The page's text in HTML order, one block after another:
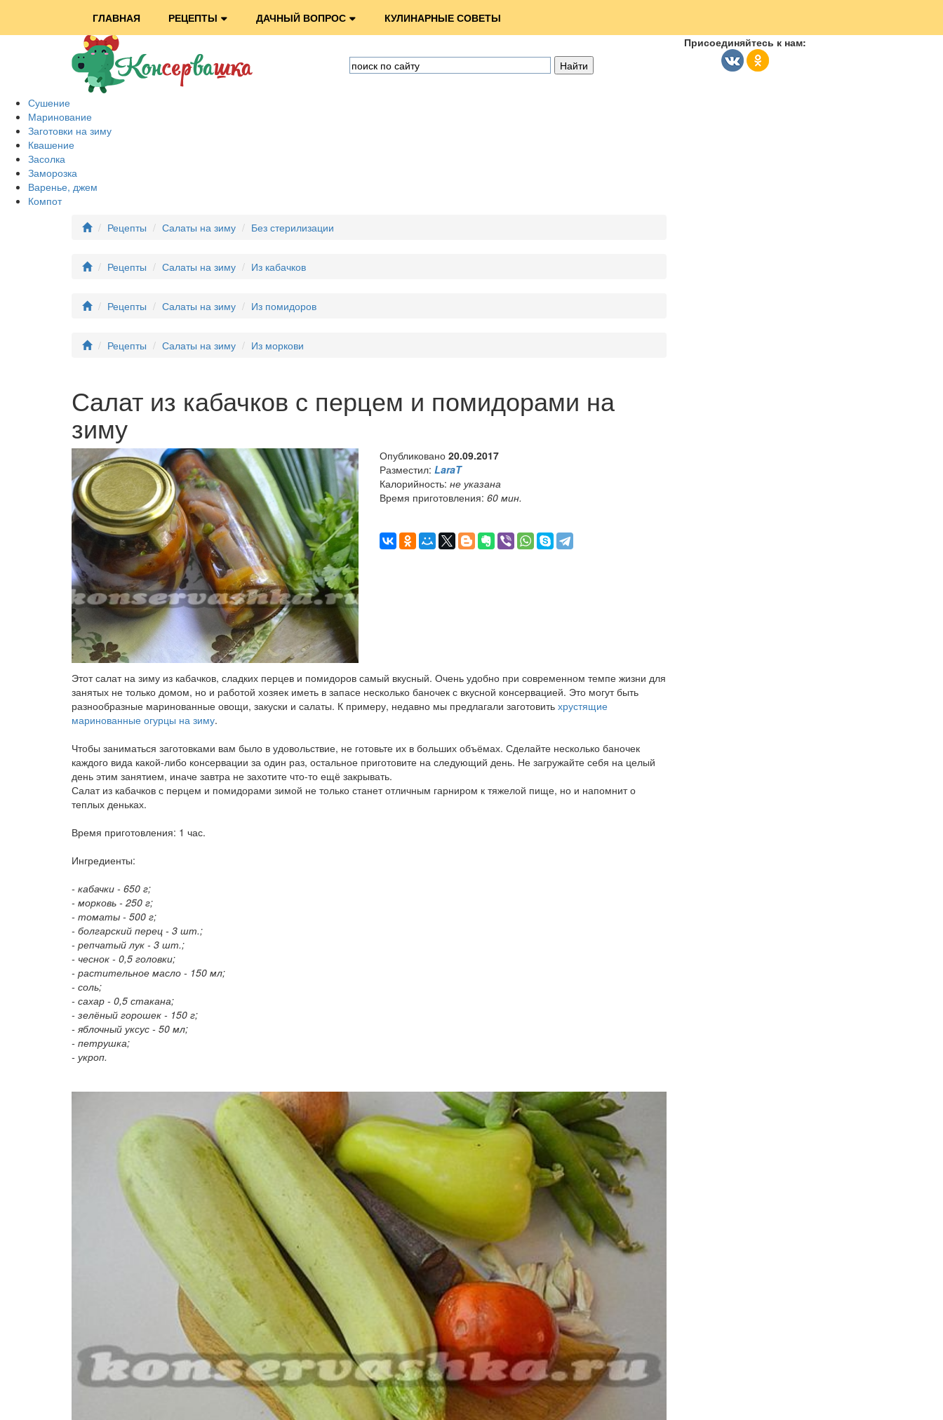
ГЛАВНАЯ РЕЦЕПТЫ ДАЧНЫЙ ВОПРОС
КУЛИНАРНЫЕ СОВЕТЫ
Присоединяйтесь к нам:
Сушение
Маринование
Заготовки на зиму
Квашение
Засолка
Заморозка
Варенье, джем
Компот
Рецепты
Салаты на зиму Без стерилизации
Рецепты Салаты на зиму Из кабачков
Рецепты Салаты на зиму Из помидоров
Рецепты Салаты на зиму Из моркови
Салат из кабачков с перцем и помидорами на
зиму
Опубликовано 20.09.2017
Разместил: LaraT
Калорийность: не указана
Время приготовления: 60 мин.
Этот салат на зиму из кабачков, сладких перцев и помидоров самый вкусный. Очень удобно при современном темпе жизни для
занятых не только домом, но и работой хозяек иметь в запасе несколько баночек с вкусной консервацией. Это могут быть
разнообразные маринованные овощи, закуски и салаты. К примеру, недавно мы предлагали заготовить хрустящие
маринованные огурцы на зиму.
Чтобы заниматься заготовками вам было в удовольствие, не готовьте их в больших объёмах. Сделайте несколько баночек
каждого вида какой-либо консервации за один раз, остальное приготовите на следующий день. Не загружайте себя на целый
день этим занятием, иначе завтра не захотите что-то ещё закрывать.
Салат из кабачков с перцем и помидорами зимой не только станет отличным гарниром к тяжелой пище, но и напомнит о
теплых деньках.
Время приготовления: 1 час.
Ингредиенты:
- кабачки - 650 г;
- морковь - 250 г;
- томаты - 500 г;
- болгарский перец - 3 шт.;
- репчатый лук - 3 шт.;
- чеснок - 0,5 головки;
- растительное масло - 150 мл;
- соль;
- сахар - 0,5 стакана;
- зелёный горошек - 150 г;
- яблочный уксус - 50 мл;
- петрушка;
- укроп.